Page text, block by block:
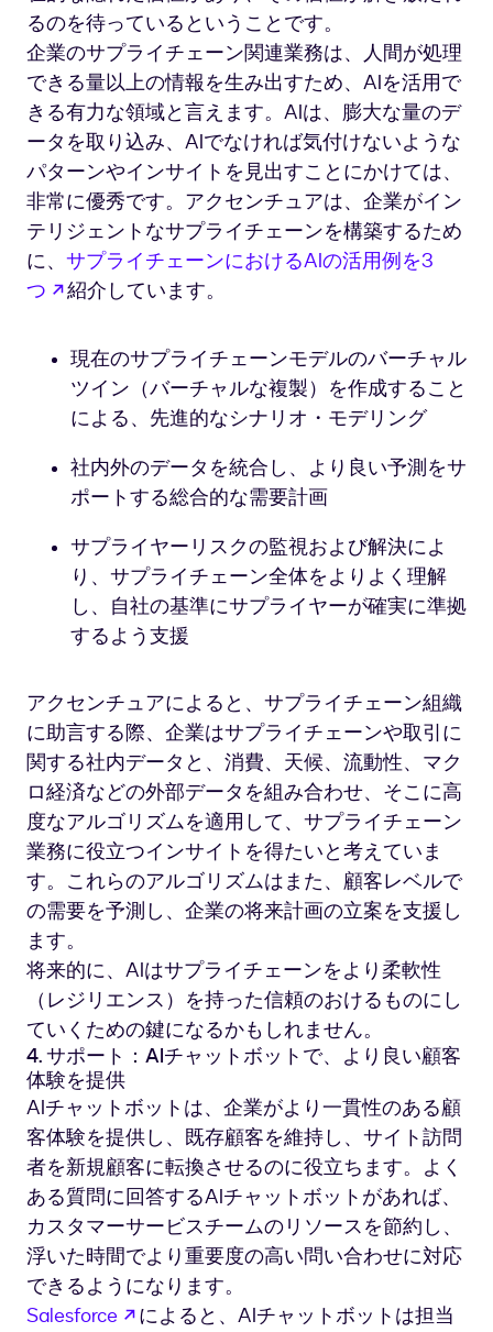
るのを待っているということです。
企業のサプライチェーン関連業務は、人間が処理
できる量以上の情報を生み出すため、AIを活用で
きる有力な領域と言えます。AIは、膨大な量のデ
ータを取り込み、AIでなければ気付けないような
パターンやインサイトを見出すことにかけては、
非常に優秀です。アクセンチュアは、企業がイン
テリジェントなサプライチェーンを構築するため
に、 サプライチェーンにおけるAIの活用例を3
つ
新しいタブで開く
紹介しています。
現在のサプライチェーンモデルのバーチャル
ツイン（バーチャルな複製）を作成すること
による、先進的なシナリオ・モデリング
社内外のデータを統合し、より良い予測をサ
ポートする総合的な需要計画
サプライヤーリスクの監視および解決によ
り、サプライチェーン全体をよりよく理解
し、自社の基準にサプライヤーが確実に準拠
するよう支援
アクセンチュアによると、サプライチェーン組織
に助言する際、企業はサプライチェーンや取引に
関する社内データと、消費、天候、流動性、マク
ロ経済などの外部データを組み合わせ、そこに高
度なアルゴリズムを適用して、サプライチェーン
業務に役立つインサイトを得たいと考えていま
す。これらのアルゴリズムはまた、顧客レベルで
の需要を予測し、企業の将来計画の立案を支援し
ます。
将来的に、AIはサプライチェーンをより柔軟性
（レジリエンス）を持った信頼のおけるものにし
ていくための鍵になるかもしれません。
4. サポート：AIチャットボットで、より良い顧客
体験を提供
AIチャットボットは、企業がより一貫性のある顧
客体験を提供し、既存顧客を維持し、サイト訪問
者を新規顧客に転換させるのに役立ちます。よく
ある質問に回答するAIチャットボットがあれば、
カスタマーサービスチームのリソースを節約し、
浮いた時間でより重要度の高い問い合わせに対応
できるようになります。
Salesforce
新しいタブで開く
によると、AIチャットボットは担当